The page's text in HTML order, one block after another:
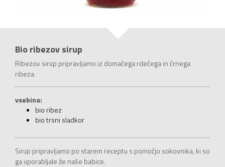
Bio ribezov sirup
Ribezov sirup pripravljamo iz domačega rdečega in črnega
ribeza.
vsebina:
bio ribez
bio trsni sladkor
Sirup pripravljamo po starem receptu s pomočjo sokovnika, ki so
ga uporabljale že naše babice.